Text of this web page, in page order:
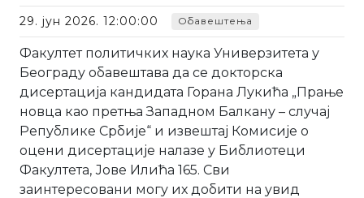
29. јун 2026. 12:00:00 Обавештења
Факултет политичких наука Универзитета у
Београду обавештава да се докторска
дисертација кандидата Горана Лукића „Прање
новца као претња Западном Балкану – случај
Републике Србије“ и извештај Комисије о
оцени дисертације налазе у Библиотеци
Факултета, Јове Илића 165. Сви
заинтересовани могу их добити на увид